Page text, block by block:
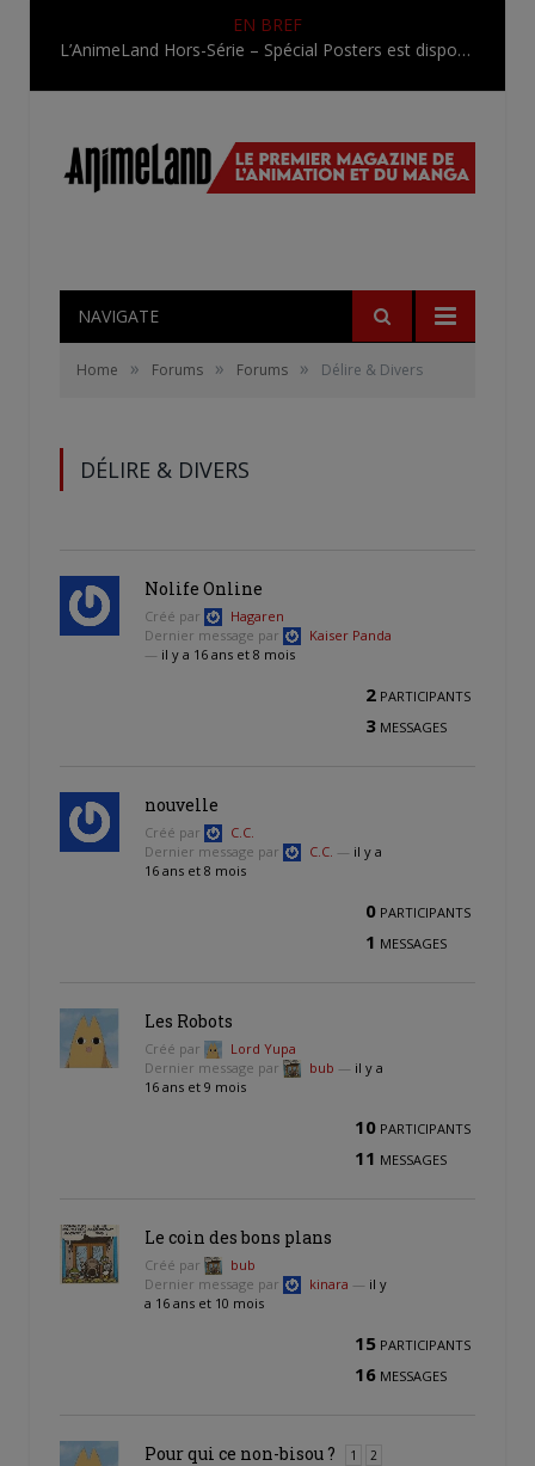
EN BREF
L’AnimeLand Hors-Série – Spécial Posters est disponible !
NAVIGATE
Home » Forums » Forums » Délire & Divers
DÉLIRE & DIVERS
Nolife Online
Créé par
Hagaren
Dernier message par
Kaiser Panda
— il y a 16 ans et 8 mois
2 PARTICIPANTS
3 MESSAGES
nouvelle
Créé par
C.C.
Dernier message par
C.C. — il y a
16 ans et 8 mois
0 PARTICIPANTS
1 MESSAGES
Les Robots
Créé par
Lord Yupa
Dernier message par
bub — il y a
16 ans et 9 mois
10 PARTICIPANTS
11 MESSAGES
Le coin des bons plans
Créé par
bub
Dernier message par
kinara — il y
a 16 ans et 10 mois
15 PARTICIPANTS
16 MESSAGES
Pour qui ce non-bisou ? 1 2